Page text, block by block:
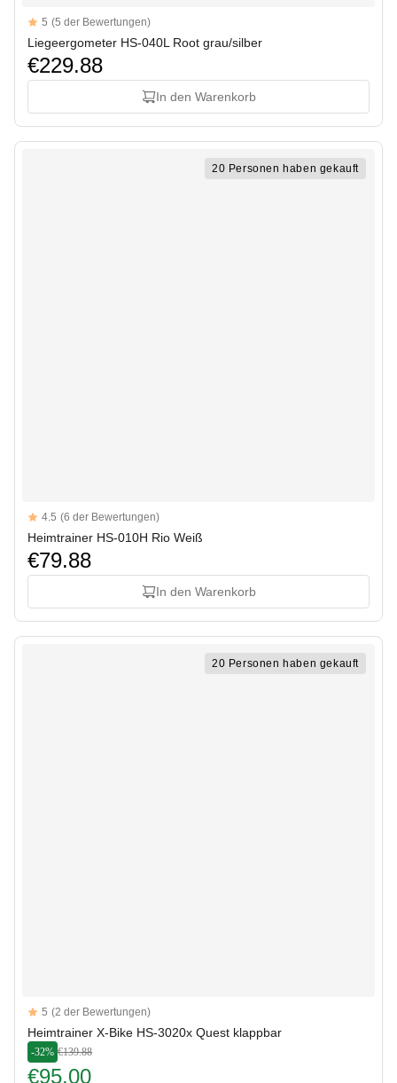
Reviews
5 out of 5 stars
5 (5 der Bewertungen)
Liegeergometer HS-040L Root grau/silber
€229.88
In den Warenkorb
20 Personen haben gekauft
Reviews
4.5 out of 5 stars
4.5 (6 der Bewertungen)
Heimtrainer HS-010H Rio Weiß
€79.88
In den Warenkorb
20 Personen haben gekauft
Reviews
5 out of 5 stars
5 (2 der Bewertungen)
Heimtrainer X-Bike HS-3020x Quest klappbar
-32% €139.88
€95.00